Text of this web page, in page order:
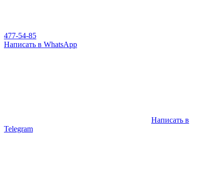
477-54-85
Написать в WhatsApp
Написать в
Telegram